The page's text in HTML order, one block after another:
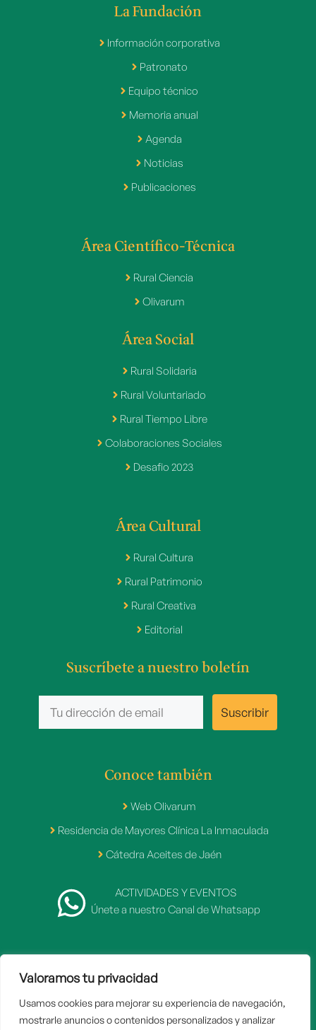
Valoramos tu privacidad
Usamos cookies para mejorar su experiencia de navegación,
mostrarle anuncios o contenidos personalizados y analizar
La Fundación
Información corporativa
Patronato
Equipo técnico
Memoria anual
Agenda
Noticias
Publicaciones
Área Científico-Técnica
Rural Ciencia
Olivarum
Área Social
Rural Solidaria
Rural Voluntariado
Rural Tiempo Libre
Colaboraciones Sociales
Desafio 2023
Área Cultural
Rural Cultura
Rural Patrimonio
Rural Creativa
Editorial
Suscríbete a nuestro boletín
Conoce también
Web Olivarum
Residencia de Mayores Clínica La Inmaculada
Cátedra Aceites de Jaén
ACTIVIDADES Y EVENTOS
Únete a nuestro Canal de Whatsapp
2007 - 2026 © Fundación Caja Rural de Jaén
Inicio